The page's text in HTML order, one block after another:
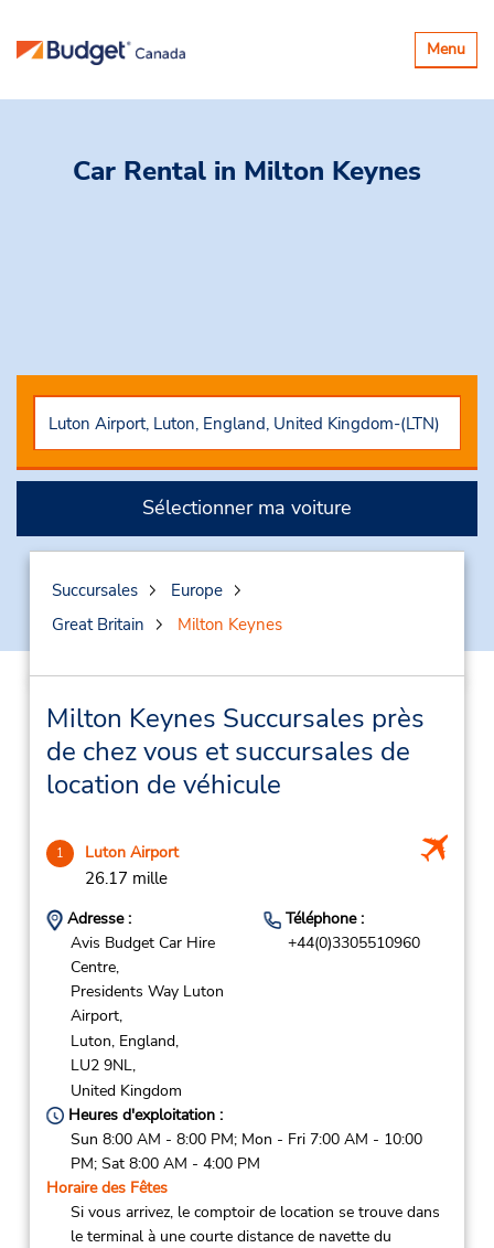
Basculer
la
Menu
Car Rental in Milton Keynes
Sélectionner ma voiture
Succursales
Europe
Great Britain
Milton Keynes
Milton Keynes Succursales près
de chez vous et succursales de
location de véhicule
1 Luton Airport
26.17 mille
Adresse :
Avis Budget Car Hire
Centre,
Presidents Way Luton
Airport,
Luton, England,
LU2 9NL,
United Kingdom
Téléphone :
+44(0)3305510960
Heures d'exploitation :
Sun 8:00 AM - 8:00 PM; Mon - Fri 7:00 AM - 10:00
PM; Sat 8:00 AM - 4:00 PM
Horaire des Fêtes
Si vous arrivez, le comptoir de location se trouve dans
le terminal à une courte distance de navette du